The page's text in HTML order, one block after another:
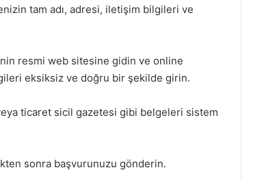
tam adı, adresi, iletişim bilgileri ve
resmi web sitesine gidin ve online
eksiksiz ve doğru bir şekilde girin.
ticaret sicil gazetesi gibi belgeleri sistem
sonra başvurunuzu gönderin.